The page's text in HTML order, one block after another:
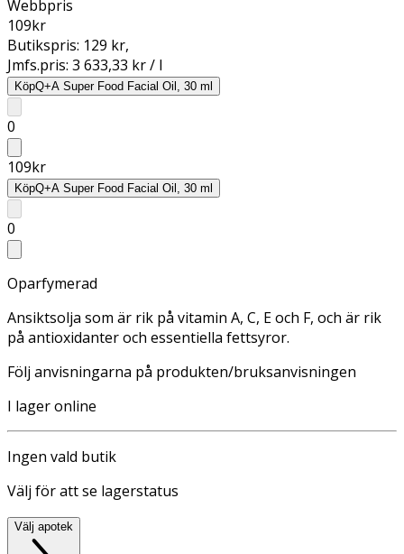
Webbpris
109kr
Butikspris: 129 kr,
Jmfs.pris: 3 633,33 kr / l
KöpQ+A Super Food Facial Oil, 30 ml
0
109kr
KöpQ+A Super Food Facial Oil, 30 ml
0
Oparfymerad
Ansiktsolja som är rik på vitamin A, C, E och F, och är rik
på antioxidanter och essentiella fettsyror.
Följ anvisningarna på produkten/bruksanvisningen
I lager online
Ingen vald butik
Välj för att se lagerstatus
Välj apotek